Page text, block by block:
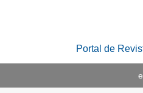
Portal de